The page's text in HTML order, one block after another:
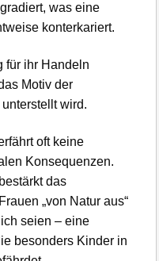
was eine
konterkariert.
für ihr Handeln
Motiv der
unterstellt wird.
oft keine
Konsequenzen.
das
„von Natur aus“
seien – eine
besonders Kinder in